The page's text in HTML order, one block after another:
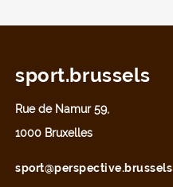
sport.brussels
Rue de Namur 59,
1000 Bruxelles
sport@perspective.brussels